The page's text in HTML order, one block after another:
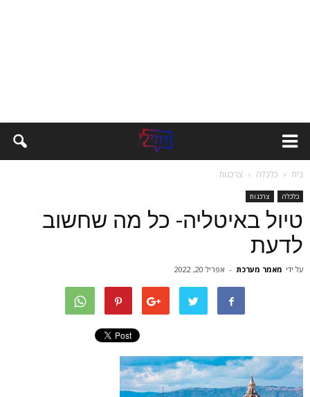
בית כלכלה צרכנות
כלכלה צרכנות
טיול באיטליה- כל מה שחשוב
לדעת
על ידי מאמר מערכת - אפריל 20, 2022